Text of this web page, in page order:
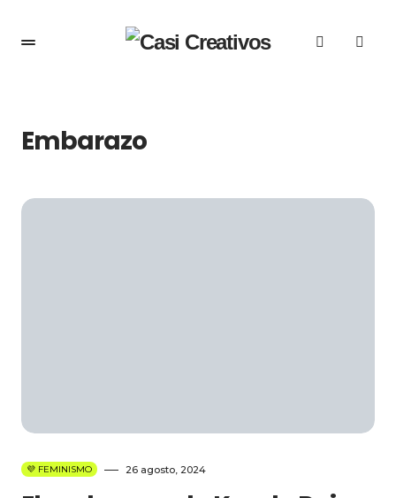
Embarazo
💜 FEMINISMO 26 agosto, 2024